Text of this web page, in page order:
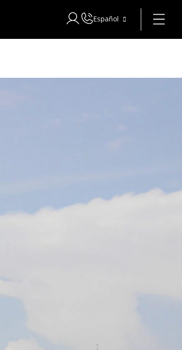
Iniciar sesión en Star Traveler o
Español